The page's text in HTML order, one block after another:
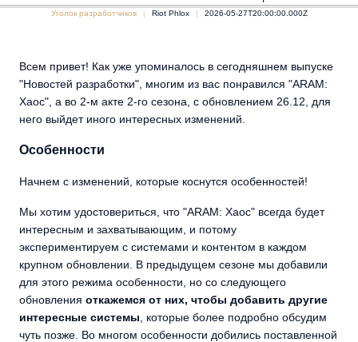
Уголок разработчиков Riot Phlox 2026-05-27T20:00:00.000Z
Всем привет! Как уже упоминалось в сегодняшнем выпуске
"Новостей разработки", многим из вас понравился "ARAM:
Хаос", а во 2-м акте 2-го сезона, с обновлением 26.12, для
него выйдет иного интересных изменений.
Особенности
Начнем с изменений, которые коснутся особенностей!
Мы хотим удостовериться, что "ARAM: Хаос" всегда будет
интересным и захватывающим, и потому
экспериментируем с системами и контентом в каждом
крупном обновлении. В предыдущем сезоне мы добавили
для этого режима особенности, но со следующего
обновления откажемся от них, чтобы добавить другие
интересные системы , которые более подробно обсудим
чуть позже. Во многом особенности добились поставленной